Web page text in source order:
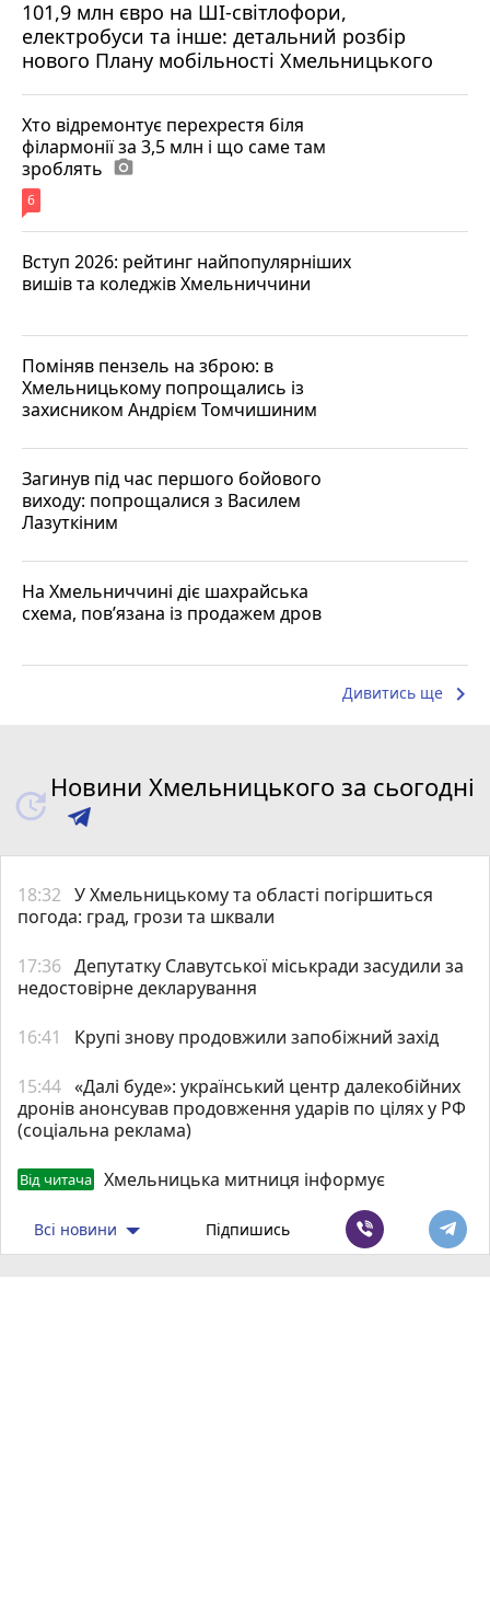
101,9 млн євро на ШІ-світлофори,
електробуси та інше: детальний розбір
нового Плану мобільності Хмельницького
Хто відремонтує перехрестя біля
філармонії за 3,5 млн і що саме там
зроблять photo_camera
6
Вступ 2026: рейтинг найпопулярніших
вишів та коледжів Хмельниччини
Поміняв пензель на зброю: в
Хмельницькому попрощались із
захисником Андрієм Томчишиним
Загинув під час першого бойового
виходу: попрощалися з Василем
Лазуткіним
На Хмельниччині діє шахрайська
схема, пов’язана із продажем дров
Дивитись ще keyboard_arrow_right
Новини Хмельницького за сьогодні
18:32 У Хмельницькому та області погіршиться
погода: град, грози та шквали
17:36 Депутатку Славутської міськради засудили за
недостовірне декларування
16:41 Крупі знову продовжили запобіжний захід
15:44 «Далі буде»: український центр далекобійних
дронів анонсував продовження ударів по цілях у РФ
(соціальна реклама)
Від читача Хмельницька митниця інформує
Всі новини Підпишись